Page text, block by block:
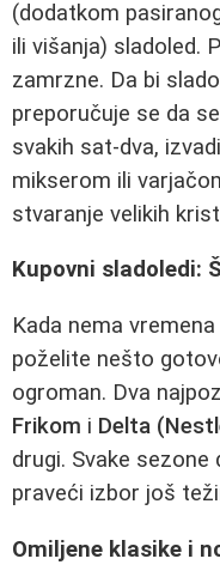
(dodatkom
ili višanja) sladoled.
zamrzne. Da bi
preporučuje se da
svakih sat-dva,
mikserom ili
stvaranje velikih
Kupovni sladoledi:
Kada nema
poželite nešto
ogroman. Dva
Frikom i Delta
drugi. Svake sezone
praveći izbor još
Omiljene klasike i